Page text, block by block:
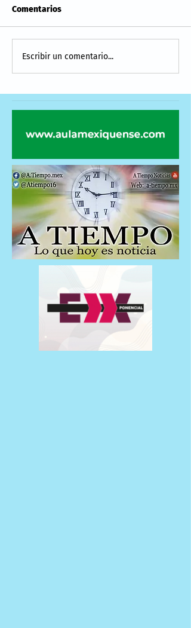
Comentarios
Escribir un comentario...